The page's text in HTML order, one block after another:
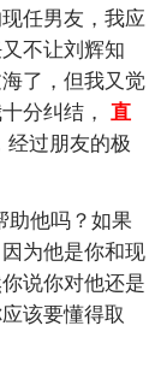
任男友，我应
不让刘辉知
了，但我又觉
分纠结， 直
经过朋友的极
助他吗？如果
为他是你和现
说你对他还是
该要懂得取